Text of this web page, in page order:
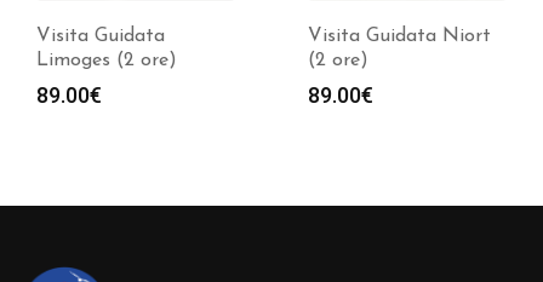
Visita Guidata
Limoges (2 ore)
89.00€
Visita Guidata Niort
(2 ore)
89.00€